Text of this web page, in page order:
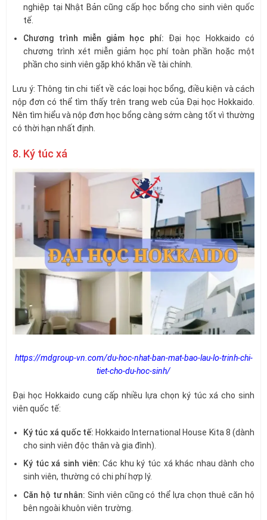
nghiệp tại Nhật Bản cũng cấp học bổng cho sinh viên quốc
tế.
Chương trình miễn giảm học phí: Đại học Hokkaido có
chương trình xét miễn giảm học phí toàn phần hoặc một
phần cho sinh viên gặp khó khăn về tài chính.
Lưu ý: Thông tin chi tiết về các loại học bổng, điều kiện và cách
nộp đơn có thể tìm thấy trên trang web của Đại học Hokkaido.
Nên tìm hiểu và nộp đơn học bổng càng sớm càng tốt vì thường
có thời hạn nhất định.
8. Ký túc xá
https://mdgroup-vn.com/du-hoc-nhat-ban-mat-bao-lau-lo-trinh-chi-
tiet-cho-du-hoc-sinh/
Đại học Hokkaido cung cấp nhiều lựa chọn ký túc xá cho sinh
viên quốc tế:
Ký túc xá quốc tế: Hokkaido International House Kita 8 (dành
cho sinh viên độc thân và gia đình).
Ký túc xá sinh viên: Các khu ký túc xá khác nhau dành cho
sinh viên, thường có chi phí hợp lý.
Căn hộ tư nhân: Sinh viên cũng có thể lựa chọn thuê căn hộ
bên ngoài khuôn viên trường.